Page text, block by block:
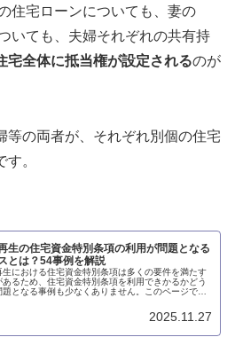
住宅ローンについても、妻の
いても、夫婦それぞれの共有持
宅全体に抵当権が設定されるのが
等の両者が、それぞれ別個の住宅
。
生の住宅資金特別条項の利用が問題となる
とは？54事例を解説
生における住宅資金特別条項は多くの要件を満たす
あるため、住宅資金特別条項を利用できかるかどう
題となる事例も少なくありません。このページで
2025.11.27